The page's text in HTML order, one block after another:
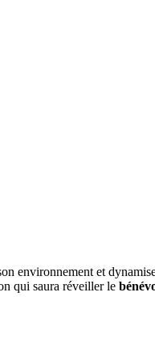
environnement et
qui saura réveiller le